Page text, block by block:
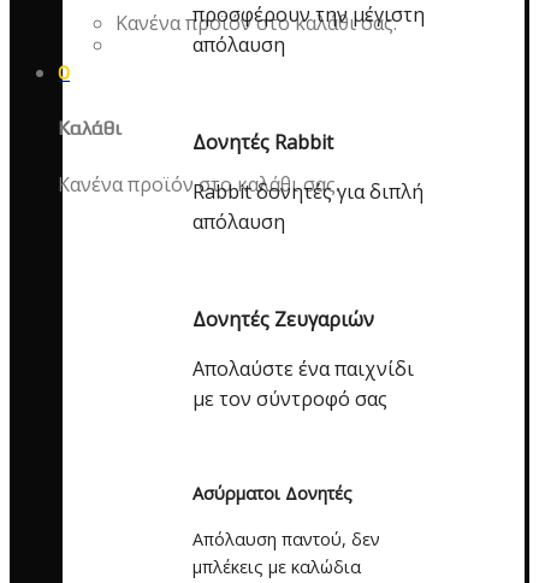
Κανένα προϊόν στο καλάθι σας.
0
Καλάθι
Κανένα προϊόν στο καλάθι σας.
προσφέρουν την μέγιστη
απόλαυση
Δονητές Rabbit
Rabbit δονητές για διπλή
απόλαυση
Δονητές Ζευγαριών
Απολαύστε ένα παιχνίδι
με τον σύντροφό σας
Ασύρματοι Δονητές
Απόλαυση παντού, δεν
μπλέκεις με καλώδια